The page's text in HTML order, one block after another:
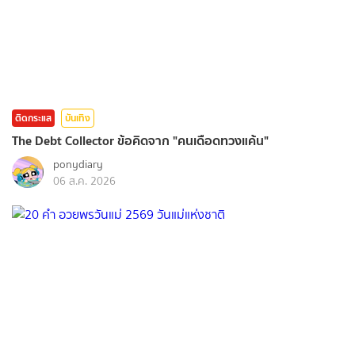
ติดกระแส บันเทิง
The Debt Collector ข้อคิดจาก "คนเดือดทวงแค้น"
ponydiary
06 ส.ค. 2026